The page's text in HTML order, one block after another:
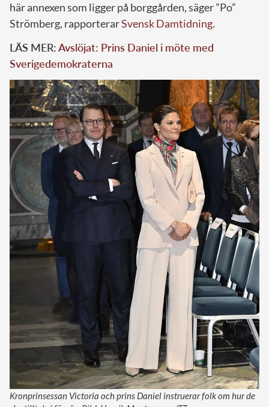
här annexen som ligger på borggården, säger ”Po”
Strömberg, rapporterarSvensk Damtidning.
LÄS MER:Avslöjat: Prins Daniel i möte med
Sverigedemokraterna
Kronprinsessan Victoria och prins Daniel instruerar folk om hur de